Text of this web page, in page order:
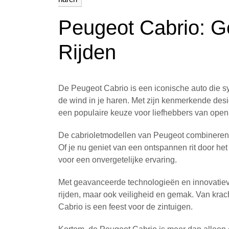
Peugeot Cabrio:
Rijden
De Peugeot Cabrio is een iconische auto die
de wind in je haren. Met zijn kenmerkende
een populaire keuze voor liefhebbers van
De cabrioletmodellen van Peugeot
Of je nu geniet van een ontspannen rit door
voor een onvergetelijke ervaring.
Met geavanceerde technologieën en
rijden, maar ook veiligheid en gemak. Van
Cabrio is een feest voor de zintuigen.